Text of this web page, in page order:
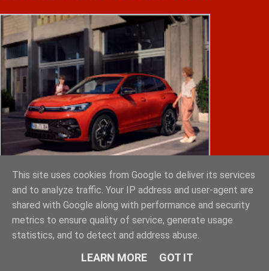
This site uses cookies from Google to deliver its services
and to analyze traffic. Your IP address and user-agent are
shared with Google along with performance and security
metrics to ensure quality of service, generate usage
statistics, and to detect and address abuse.
LEARN MORE GOT IT